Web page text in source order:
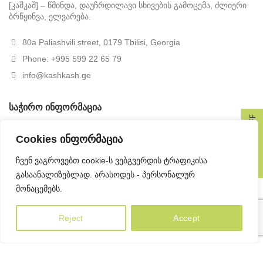
Cookies ინფორმაცია
ჩვენ ვაგროვებთ cookie-ს ვებგვერდის ტრაფიკისა
გასაანალიზებლად. არასოდეს - პერსონალურ
მონაცემებს.
Reject Accept
[კაშკაშ] – წმინდა, დაუჩრდილავი სხივების გამოცემა, ძლიერი
ბრწყინვა, ელვარება.
80a Paliashvili street, 0179 Tbilisi, Georgia
Phone: +995 599 22 65 79
info@kashkash.ge
ᲡᲐᲭᲘᲠᲝ ᲘᲜᲤᲝᲠᲛᲐᲪᲘᲐ
წესები და პირობები
მიწოდების პირობები